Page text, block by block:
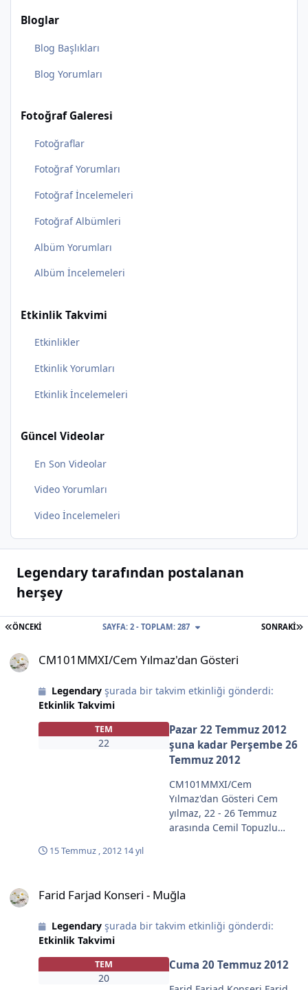
Bloglar
Blog Başlıkları
Blog Yorumları
Fotoğraf Galeresi
Fotoğraflar
Fotoğraf Yorumları
Fotoğraf İncelemeleri
Fotoğraf Albümleri
Albüm Yorumları
Albüm İncelemeleri
Etkinlik Takvimi
Etkinlikler
Etkinlik Yorumları
Etkinlik İncelemeleri
Güncel Videolar
En Son Videolar
Video Yorumları
Video İncelemeleri
Legendary tarafından postalanan
herşey
İLK SAYFA
ÖNCEKI SONRAKI
SAYFA: 2 - TOPLAM: 287
CM101MMXI/Cem Yılmaz'dan Gösteri
Legendaryşurada bir takvim etkinliği gönderdi:
Etkinlik Takvimi
TEM
22
Pazar 22 Temmuz 2012
şuna kadar Perşembe 26
Temmuz 2012
CM101MMXI/Cem
Yılmaz'dan Gösteri Cem
yılmaz, 22 - 26 Temmuz
arasında Cemil Topuzlu
Açık Hava Tiyatrosu Şehir :
üzerine Cem Yılmaz,
performansı ile Cemil
Topuzlu Harbiye Açıkhava
15 Temmuz , 2012 14 yıl
Farid Farjad Konseri - Muğla
Legendaryşurada bir takvim etkinliği gönderdi:
Etkinlik Takvimi
TEM
20
Cuma 20 Temmuz 2012